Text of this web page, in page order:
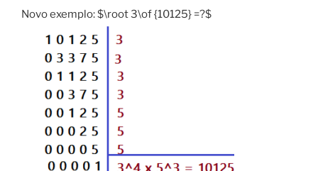
Novo exemplo: $\root 3\of {10125} =?$